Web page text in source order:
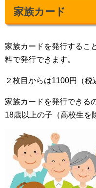
家族カード
家族カードを発行するこ
料で発行できます。
２枚目からは1100円（税
家族カードを発行できる
18歳以上の子（高校生を